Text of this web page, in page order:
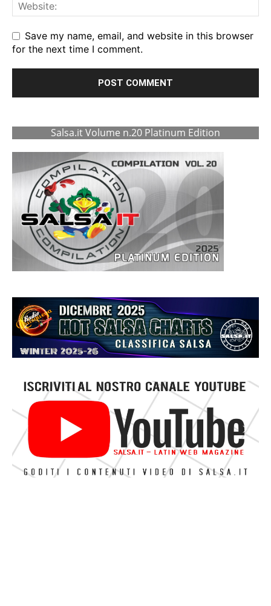
Save my name, email, and website in this browser
for the next time I comment.
Salsa.it Volume n.20 Platinum Edition